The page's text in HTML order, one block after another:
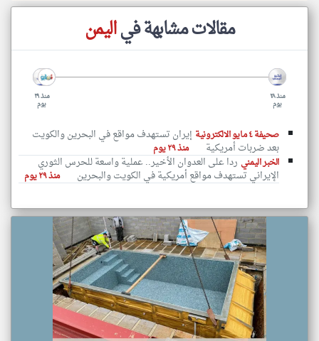
مقالات مشابهة فياليمن
منذ ٢٩
يوم
منذ ٢٨
يوم
صحيفة ٤ مايو الالكترونية إيران تستهدف مواقع في البحرين والكويت
بعد ضربات أمريكية
منذ ٢٩ يوم
الخبر اليمني ردا على العدوان الأخير.. عملية واسعة للحرس الثوري
الإيراني تستهدف مواقع أمريكية في الكويت والبحرين منذ ٢٩ يوم